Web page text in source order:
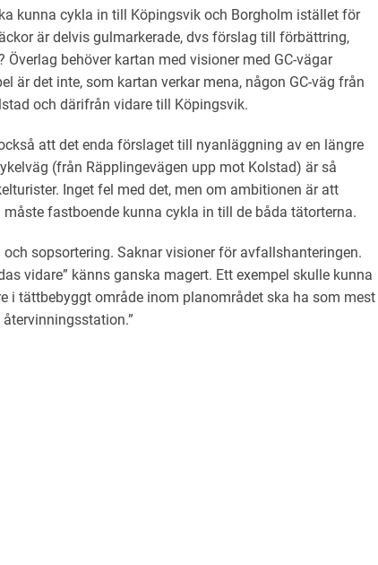
kunna cykla in till Köpingsvik och Borgholm istället för
är delvis gulmarkerade, dvs förslag till förbättring,
Överlag behöver kartan med visioner med GC-vägar
är det inte, som kartan verkar mena, någon GC-väg från
och därifrån vidare till Köpingsvik.
att det enda förslaget till nyanläggning av en längre
(från Räpplingevägen upp mot Kolstad) är så
Inget fel med det, men om ambitionen är att
fastboende kunna cykla in till de båda tätorterna.
och sopsortering. Saknar visioner för avfallshanteringen.
vidare” känns ganska magert. Ett exempel skulle kunna
i tättbebyggt område inom planområdet ska ha som mest